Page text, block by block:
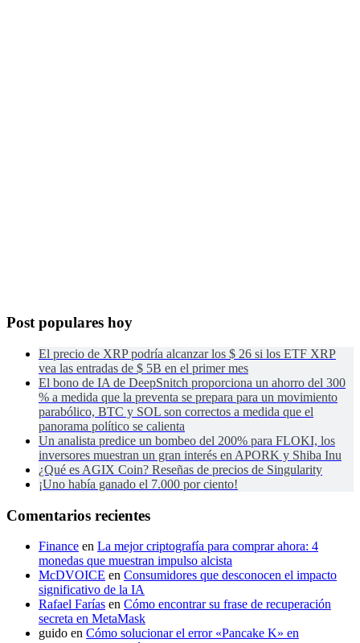
Post populares hoy
El precio de XRP podría alcanzar los $ 26 si los ETF XRP
vea las entradas de $ 5B en el primer mes
El bono de IA de DeepSnitch proporciona un ahorro del 300
% a medida que la preventa se prepara para un movimiento
parabólico, BTC y SOL son correctos a medida que el
panorama político se calienta
Un analista predice un bombeo del 200% para FLOKI, los
inversores muestran un gran interés en APORK y Shiba Inu
¿Qué es AGIX Coin? Reseñas de precios de Singularity
¡Uno había ganado el 7.000 por ciento!
Comentarios recientes
Finance en La mejor criptografía para comprar ahora: 4
monedas que muestran impulso alcista
McDVOICE en Consumidores que desconocen el impacto
significativo de la IA
Rafael Farías en Cómo encontrar su frase de recuperación
secreta en MetaMask
guido en Cómo solucionar el error «Pancake K» en